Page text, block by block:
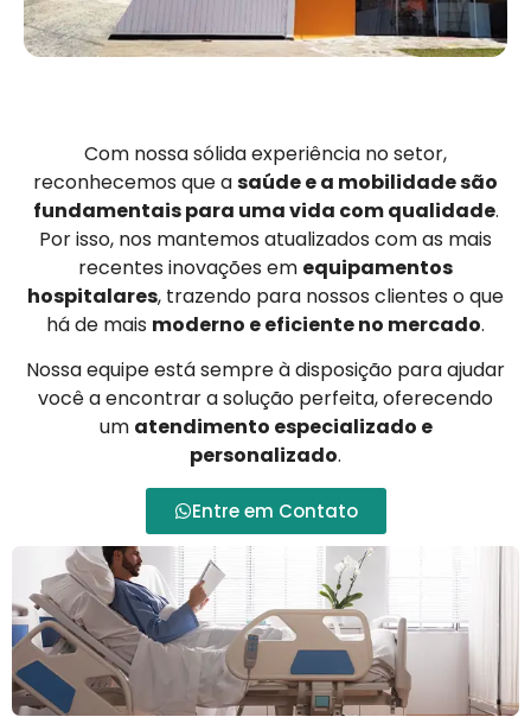
Com nossa sólida experiência no setor,
reconhecemos que asaúde e a mobilidade são
fundamentais para uma vida com qualidade.
Por isso, nos mantemos atualizados com as mais
recentes inovações em equipamentos
hospitalares, trazendo para nossos clientes o que
há de mais moderno e eficiente no mercado.
Nossa equipe está sempre à disposição para ajudar
você a encontrar a solução perfeita, oferecendo
um atendimento especializado e
personalizado.
Entre em Contato